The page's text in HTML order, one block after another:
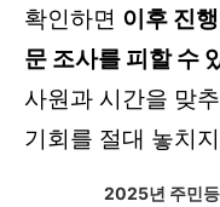
확인하면 이후 진
문 조사를 피할 수
사원과 시간을 맞
기회를 절대 놓치
2025년 주민